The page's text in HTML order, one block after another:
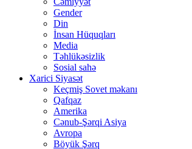
Gender
Din
İnsan Hüquqları
Media
Təhlükəsizlik
Sosial sahə
Xarici Siyasət
Keçmiş Sovet məkanı
Qafqaz
Amerika
Cənub-Şərqi Asiya
Avropa
Böyük Şərq